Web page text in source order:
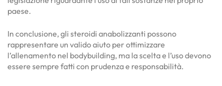
paese.
In conclusione, gli steroidi anabolizzanti possono
rappresentare un valido aiuto per ottimizzare
l’allenamento nel bodybuilding, ma la scelta e l’uso devono
essere sempre fatti con prudenza e responsabilità.